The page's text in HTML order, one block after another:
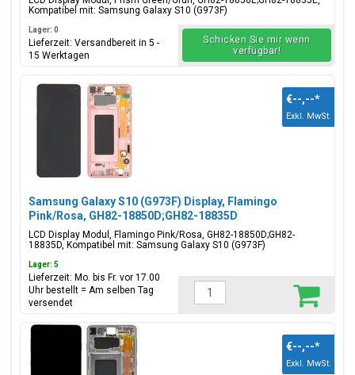
Kompatibel mit: Samsung Galaxy S10 (G973F)
Lager: 0
Lieferzeit: Versandbereit in 5 -
15 Werktagen
Schicken Sie mir wenn
verfügbar!
Samsung Galaxy S10 (G973F) Display, Flamingo
Pink/Rosa, GH82-18850D;GH82-18835D
LCD Display Modul, Flamingo Pink/Rosa, GH82-18850D;GH82-
18835D, Kompatibel mit: Samsung Galaxy S10 (G973F)
€--,--*
Exkl. MwSt.
Lager: 5
Lieferzeit: Mo. bis Fr. vor 17.00
Uhr bestellt = Am selben Tag
versendet
€--,--*
Exkl. MwSt.